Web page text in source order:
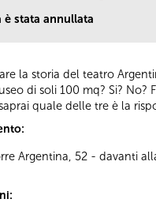
è stata annullata
la storia del teatro
di soli 100 mq? Si? No?
quale delle tre è la
Argentina, 52 - davanti